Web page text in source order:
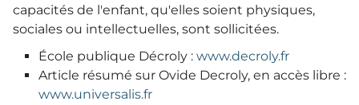
capacités de l'enfant, qu'elles soient physiques,
sociales ou intellectuelles, sont sollicitées.
École publique Décroly : www.decroly.fr
Article résumé sur Ovide Decroly, en accès libre :
www.universalis.fr